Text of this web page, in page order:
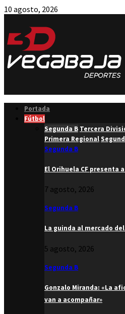
10 agosto, 2026
Portada
Fútbol
Segunda B Tercera
Primera Regional
Segunda B
El Orihuela CF presenta
7 agosto, 2026
Segunda B
La guinda al mercado
5 agosto, 2026
Segunda B
Gonzalo Miranda: «La
van a acompañar»